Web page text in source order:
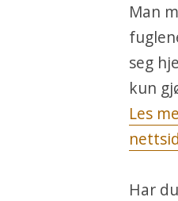
Man
seg
kun
Les
Har